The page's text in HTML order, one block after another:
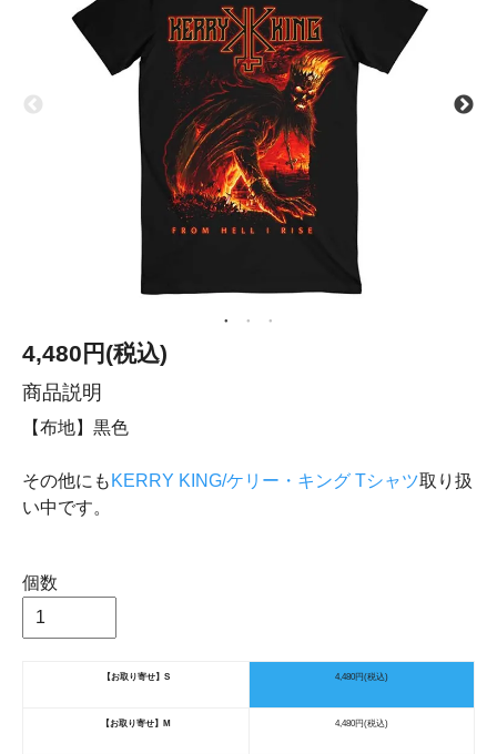
4,480円(税込)
商品説明
【布地】黒色
その他にも KERRY KING/ケリー・キング Tシャツ取り扱
い中です。
個数
【お取り寄せ】S
【お取り寄せ】M
4,480円(税込)
4,480円(税込)